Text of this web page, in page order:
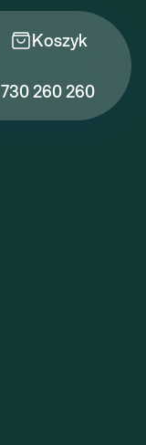
Koszyk
730 260 260